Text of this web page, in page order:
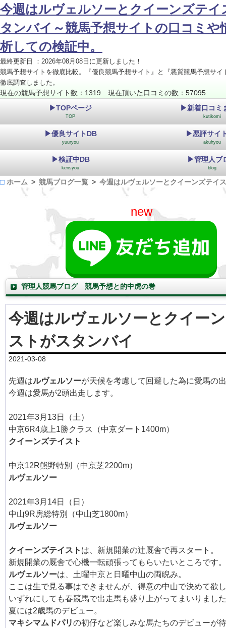
今週はルヴェルソーとクイーンズテイ
タンバイ～競馬予想サイトの口コミや
析しての検証中。
最終更新日 ：2026年08月08日に更新しました！
競馬予想サイトを徹底比較。『優良競馬予想サイト』と『悪質競馬予想サイ
徹底調査しました。
現在の競馬予想サイト数：1319 現在頂いた口コミの数：57095
▶TOPページ
TOP
▶新着口コミ
kutikomi
▶優良サイトDB
yuuryou
▶悪評サイ
akuhyou
▶検証中DB
kensyou
▶管理人ブ
blog
ホーム 競馬ブログ一覧 今週はルヴェルソーとクイーンズテイ
new
管理人競馬ブログ 競馬予想と的中虎の巻
今週はルヴェルソーとクイー
ストがスタンバイ
2021-03-08
先週はルヴェルソーが天候を考慮して回避した為に愛馬の
今週は愛馬が2頭出走します。
2021年3月13日（土）
中京6R4歳上1勝クラス（中京ダート1400m）
クイーンズテイスト
中京12R熊野特別（中京芝2200m）
ルヴェルソー
2021年3月14日（日）
中山9R房総特別（中山芝1800m）
ルヴェルソー
クイーンズテイスト は、新規開業の辻厩舎で再スタート。
新規開業の厩舎で心機一転頑張ってもらいたいところです
ルヴェルソーは、土曜中京と日曜中山の両睨み。
ここは生で見る事はできませんが、得意の中山で決めて欲
いずれにしても春競馬で出走馬も盛り上がってまいりまし
夏には2歳馬のデビュー。
マキシマムドパリの初仔など楽しみな馬たちのデビューが